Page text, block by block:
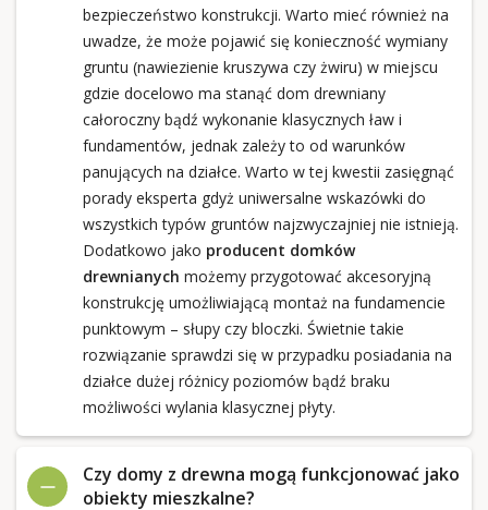
bezpieczeństwo konstrukcji. Warto mieć również na
uwadze, że może pojawić się konieczność wymiany
gruntu (nawiezienie kruszywa czy żwiru) w miejscu
gdzie docelowo ma stanąć dom drewniany
całoroczny bądź wykonanie klasycznych ław i
fundamentów, jednak zależy to od warunków
panujących na działce. Warto w tej kwestii zasięgnąć
porady eksperta gdyż uniwersalne wskazówki do
wszystkich typów gruntów najzwyczajniej nie istnieją.
Dodatkowo jako producent domków
drewnianych możemy przygotować akcesoryjną
konstrukcję umożliwiającą montaż na fundamencie
punktowym – słupy czy bloczki. Świetnie takie
rozwiązanie sprawdzi się w przypadku posiadania na
działce dużej różnicy poziomów bądź braku
możliwości wylania klasycznej płyty.
Czy domy z drewna mogą funkcjonować jako
obiekty mieszkalne?